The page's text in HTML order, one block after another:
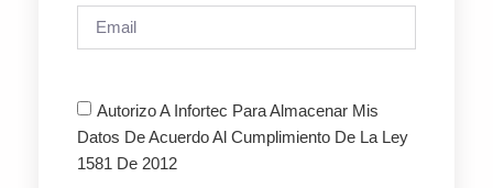
Autorizo A Infortec Para Almacenar Mis
Datos De Acuerdo Al Cumplimiento De La Ley
1581 De 2012